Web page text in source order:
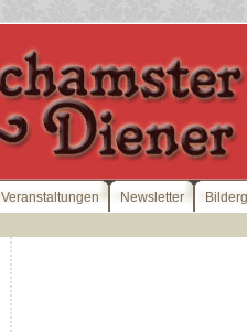
Veranstaltungen Newsletter